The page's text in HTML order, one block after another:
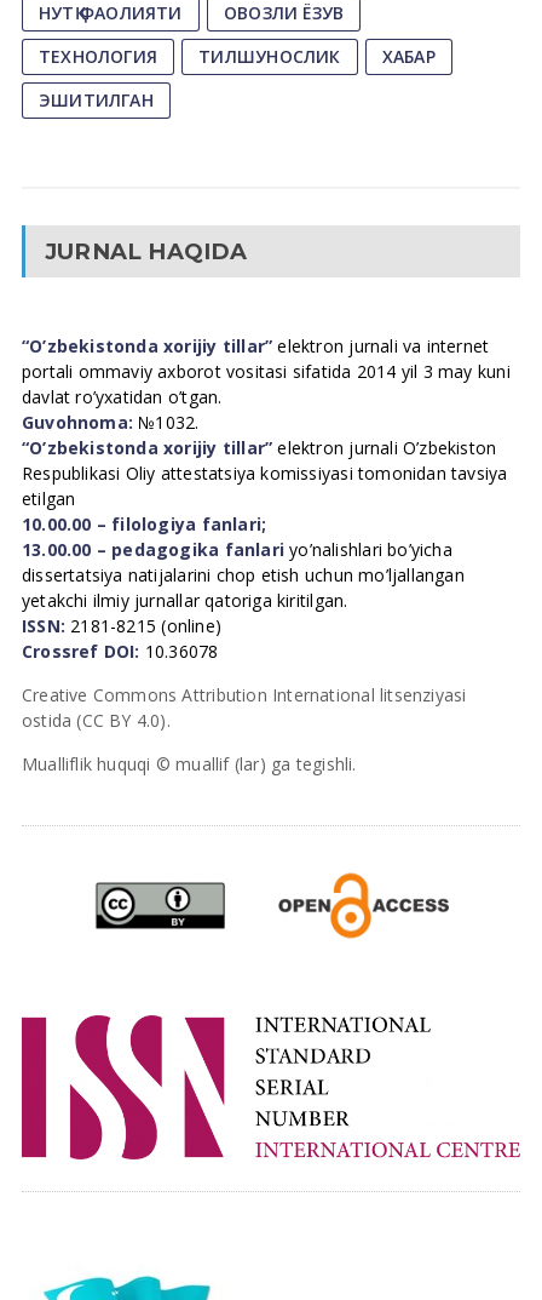
НУТҚ ФАОЛИЯТИ
ОВОЗЛИ ЁЗУВ
ТЕХНОЛОГИЯ
ТИЛШУНОСЛИК
ХАБАР
ЭШИТИЛГАН
JURNAL HAQIDA
“O’zbekistonda xorijiy tillar” elektron jurnali va internet
portali ommaviy axborot vositasi sifatida 2014 yil 3 may kuni
davlat ro’yxatidan o’tgan.
Guvohnoma: №1032.
“O’zbekistonda xorijiy tillar” elektron jurnali O’zbekiston
Respublikasi Oliy attestatsiya komissiyasi tomonidan tavsiya
etilgan
10.00.00 – filologiya fanlari;
13.00.00 – pedagogika fanlari yo’nalishlari bo’yicha
dissertatsiya natijalarini chop etish uchun mo’ljallangan
yetakchi ilmiy jurnallar qatoriga kiritilgan.
ISSN: 2181-8215 (online)
Crossref DOI: 10.36078
Creative Commons Attribution International litsenziyasi
ostida (CC BY 4.0).
Mualliflik huquqi © muallif (lar) ga tegishli.